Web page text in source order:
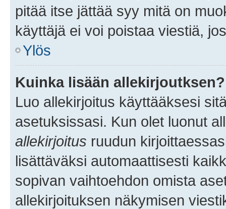
pitää itse jättää syy mitä on
käyttäjä ei voi poistaa viestiä,
Ylös
Kuinka lisään allekirjoutksen?
Luo allekirjoitus käyttääksesi
asetuksissasi. Kun olet luonut
allekirjoitus ruudun
lisättäväksi automaattisesti
sopivan vaihtoehdon omista
allekirjoituksen näkymisen